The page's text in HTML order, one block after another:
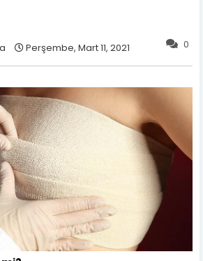
0
Perşembe, Mart 11, 2021